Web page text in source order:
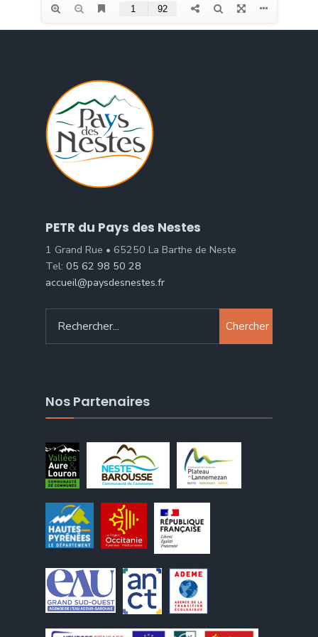
PETR du Pays des Nestes
1 Grand Rue • 65250 La Barthe de Neste
Tel: 05 62 98 50 28
accueil@paysdesnestes.fr
Chercher
Nos Partenaires